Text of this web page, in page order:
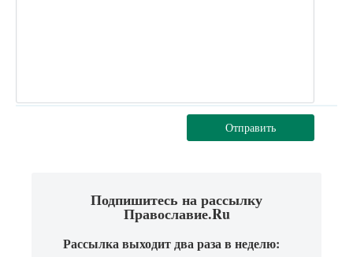
Отправить
Подпишитесь на рассылку
Православие.Ru
Рассылка выходит два раза в неделю: